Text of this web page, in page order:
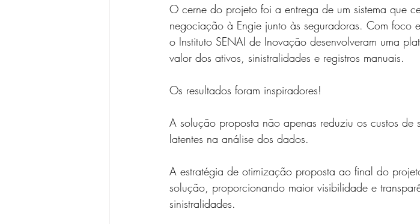
O cerne do projeto foi a entrega de um sistema que
negociação à Engie junto às seguradoras. Com foco
o Instituto SENAI de Inovação desenvolveram uma
valor dos ativos, sinistralidades e registros manuais.
Os resultados foram inspiradores!
A solução proposta não apenas reduziu os custos de
latentes na análise dos dados.
A estratégia de otimização proposta ao final do
solução, proporcionando maior visibilidade e
sinistralidades.